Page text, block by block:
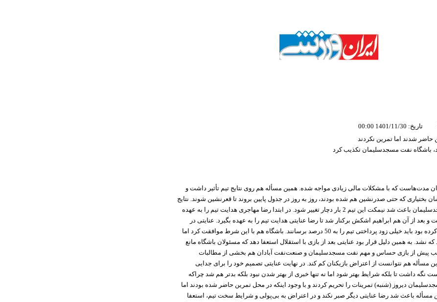
تاریخ: 1401/11/30 00:00
حاضر شدند اما تمرین نکردند
باشگاه نفت مسجدسلیمان تکذیب کرد
مدت‌هاست که با مشکلات مالی زیادی مواجه شده. همین مسأله هم روی نتایج تیم تأثیر داشت و
بختیاری که حتی صدرنشین هم شده بودند، روز به روز در جدول پایین بروند تا قعرنشین شوند. نتایج
ضعیف نفت مسجدسلیمان باعث شد نیمکت این تیم 2 بار دچار تغییر شود. در ابتدا رضا مهاجری هدایت تیم را به عهده
و بعد از آن هم ابراهیم اشکش برکنار شد تا رضا عنایتی هدایت تیم را به عهده بگیرد. عنایتی در
همان ابتدا اعلام کرده بود باید خیلی زود پرداختی تیم را به 50 درصد برسانند. باشگاه هم با این شرط موافقت کرد اما
نشد. به همین دلیل قرار بود عنایتی بعد از بازی با استقلال استعفا دهد که مسئولان باشگاه مانع
پیش از بازی حساس و مهم نفت مسجدسلیمان و صنعت‌نفت آبادان هم بخشی از مطالبات
مسأله هم نتوانست از اعتراض بازیکنان کم کند. در نهایت عنایتی تصمیم خود را برای جدایی
نگه داشت تا بلکه شرایط بهتر شود اما نه تنها خبری از بهتر شدن نبود بلکه بدتر هم شد چراکه
دیروز (شنبه) تمرینات را تحریم کردند و با وجود اینکه در محل تمرین حاضر شده بودند اما
مسأله باعث شد رضا عنایتی دیگر صبر نکند و در اعتراض به بی‌پولی و شرایط سخت تیم، استعفا